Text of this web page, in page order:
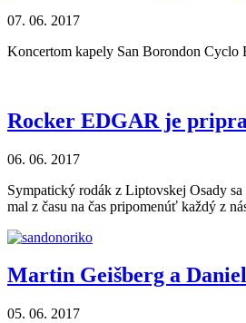
07. 06. 2017
Koncertom kapely San Borondon Cyclo
Rocker EDGAR je
06. 06. 2017
Sympatický rodák z Liptovskej Osady
mal z času na čas pripomenúť každý z
Martin Geišberg a
05. 06. 2017